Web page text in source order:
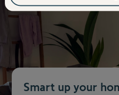
Smart up your